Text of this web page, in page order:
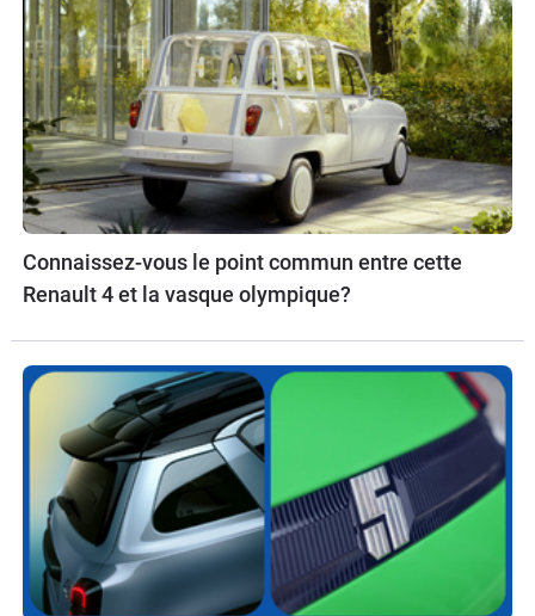
Connaissez-vous le point commun entre cette
Renault 4 et la vasque olympique?